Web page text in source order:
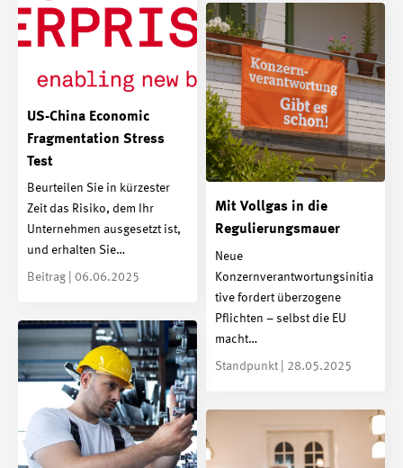
US-China Economic
Fragmentation Stress
Test
Beurteilen Sie in kürzester
Zeit das Risiko, dem Ihr
Unternehmen ausgesetzt ist,
und erhalten Sie…
Beitrag | 06.06.2025
Mit Vollgas in die
Regulierungsmauer
Neue
Konzernverantwortungsinitia
tive fordert überzogene
Pflichten – selbst die EU
macht…
Standpunkt | 28.05.2025